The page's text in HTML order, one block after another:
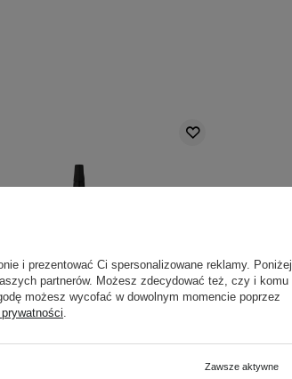
i prezentować Ci spersonalizowane reklamy. Poniżej
partnerów. Możesz zdecydować też, czy i komu
możesz wycofać w dowolnym momencie poprzez
.
Zawsze aktywne